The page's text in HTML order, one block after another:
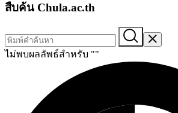
สืบค้น Chula.ac.th
ไม่พบผลลัพธ์สำหรับ ""